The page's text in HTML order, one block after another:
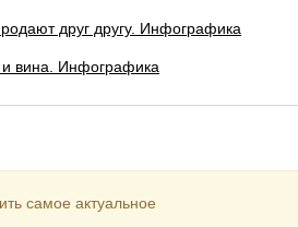
друг другу. Инфографика
и вина. Инфографика
самое актуальное